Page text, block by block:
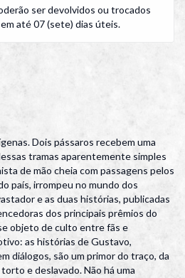
ser devolvidos ou trocados
até 07 (sete) dias úteis.
Dois pássaros recebem uma
tramas aparentemente simples
de mão cheia com passagens pelos
país, irrompeu no mundo dos
e as duas histórias, publicadas
dos principais prêmios do
objeto de culto entre fãs e
as histórias de Gustavo,
diálogos, são um primor do traço, da
e deslavado. Não há uma